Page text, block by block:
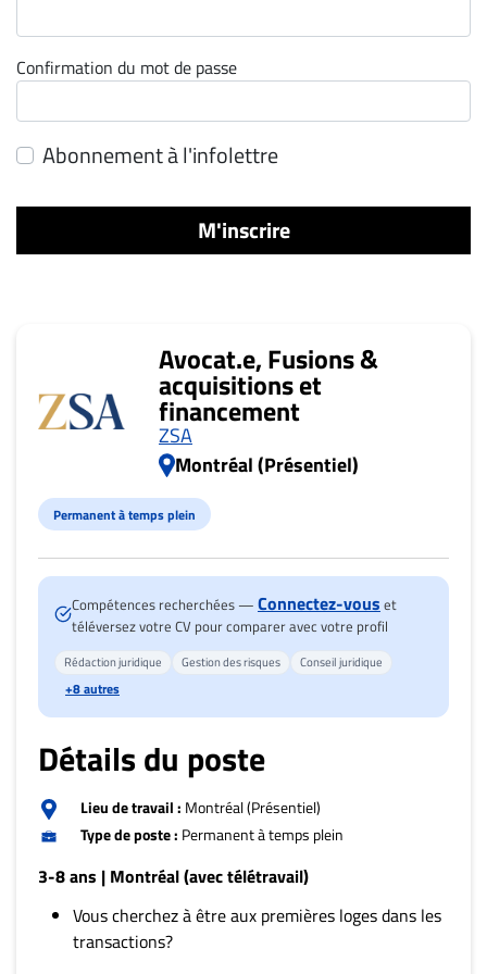
Espace
entreprises
Page
Publier
emploi
TROUVEZ-
NOUS
joindre
propos
Infolettre
Politique de
Confirmation du mot de passe
Abonnement à l'infolettre
M'inscrire
Avocat.e, Fusions &
acquisitions et
financement
ZSA
Montréal (Présentiel)
Permanent à temps plein
Compétences recherchées — Connectez-vous et
téléversez votre CV pour comparer avec votre profil
Rédaction juridique Gestion des risques Conseil juridique
+8 autres
Détails du poste
Lieu de travail : Montréal (Présentiel)
Type de poste : Permanent à temps plein
3-8 ans | Montréal (avec télétravail)
Vous cherchez à être aux premières loges dans les
transactions?